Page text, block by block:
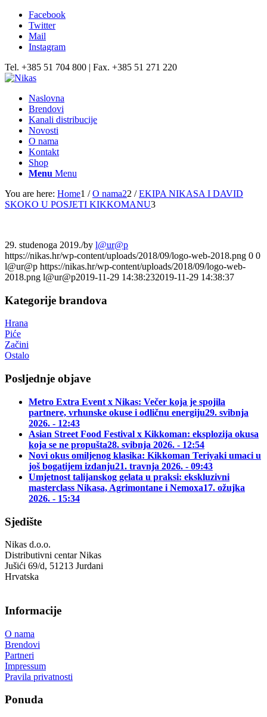
Facebook
Twitter
Mail
Instagram
Tel. +385 51 704 800 | Fax. +385 51 271 220
Naslovna
Brendovi
Kanali distribucije
Novosti
O nama
Kontakt
Shop
Menu Menu
You are here: Home1 / O nama22 / EKIPA NIKASA I DAVID
SKOKO U POSJETI KIKKOMANU3
29. studenoga 2019./by l@ur@p
https://nikas.hr/wp-content/uploads/2018/09/logo-web-2018.png 0 0
l@ur@p https://nikas.hr/wp-content/uploads/2018/09/logo-web-
2018.png l@ur@p2019-11-29 14:38:232019-11-29 14:38:37
Kategorije brandova
Hrana
Piće
Začini
Ostalo
Posljednje objave
Metro Extra Event x Nikas: Večer koja je spojila
partnere, vrhunske okuse i odličnu energiju29. svibnja
2026. - 12:43
Asian Street Food Festival x Kikkoman: eksplozija okusa
koja se ne propušta28. svibnja 2026. - 12:54
Novi okus omiljenog klasika: Kikkoman Teriyaki umaci u
još bogatijem izdanju21. travnja 2026. - 09:43
Umjetnost talijanskog gelata u praksi: ekskluzivni
masterclass Nikasa, Agrimontane i Nemoxa17. ožujka
2026. - 15:34
Sjedište
Nikas d.o.o.
Distributivni centar Nikas
Jušići 69/d, 51213 Jurdani
Hrvatska
Informacije
O nama
Brendovi
Partneri
Impressum
Pravila privatnosti
Ponuda